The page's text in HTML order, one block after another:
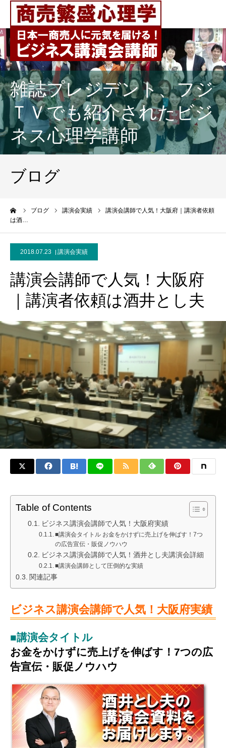
雑誌プレジデント、フジ
ＴＶでも紹介されたビジ
ネス心理学講師
ブログ
ブログ 講演会実績
講演会講師で人気！大阪府｜講演者依頼
は酒…
2018.07.23 講演会実績
講演会講師で人気！大阪府
｜講演者依頼は酒井とし夫
Table of Contents
ビジネス講演会講師で人気！大阪府実績
■講演会タイトル お金をかけずに売上げを伸ばす！7つ
の広告宣伝・販促ノウハウ
ビジネス講演会講師で人気！酒井とし夫講演会詳細
■講演会講師として圧倒的な実績
関連記事
ビジネス講演会講師で人気！大阪府実績
■講演会タイトル
お金をかけずに売上げを伸ばす！7つの広
告宣伝・販促ノウハウ